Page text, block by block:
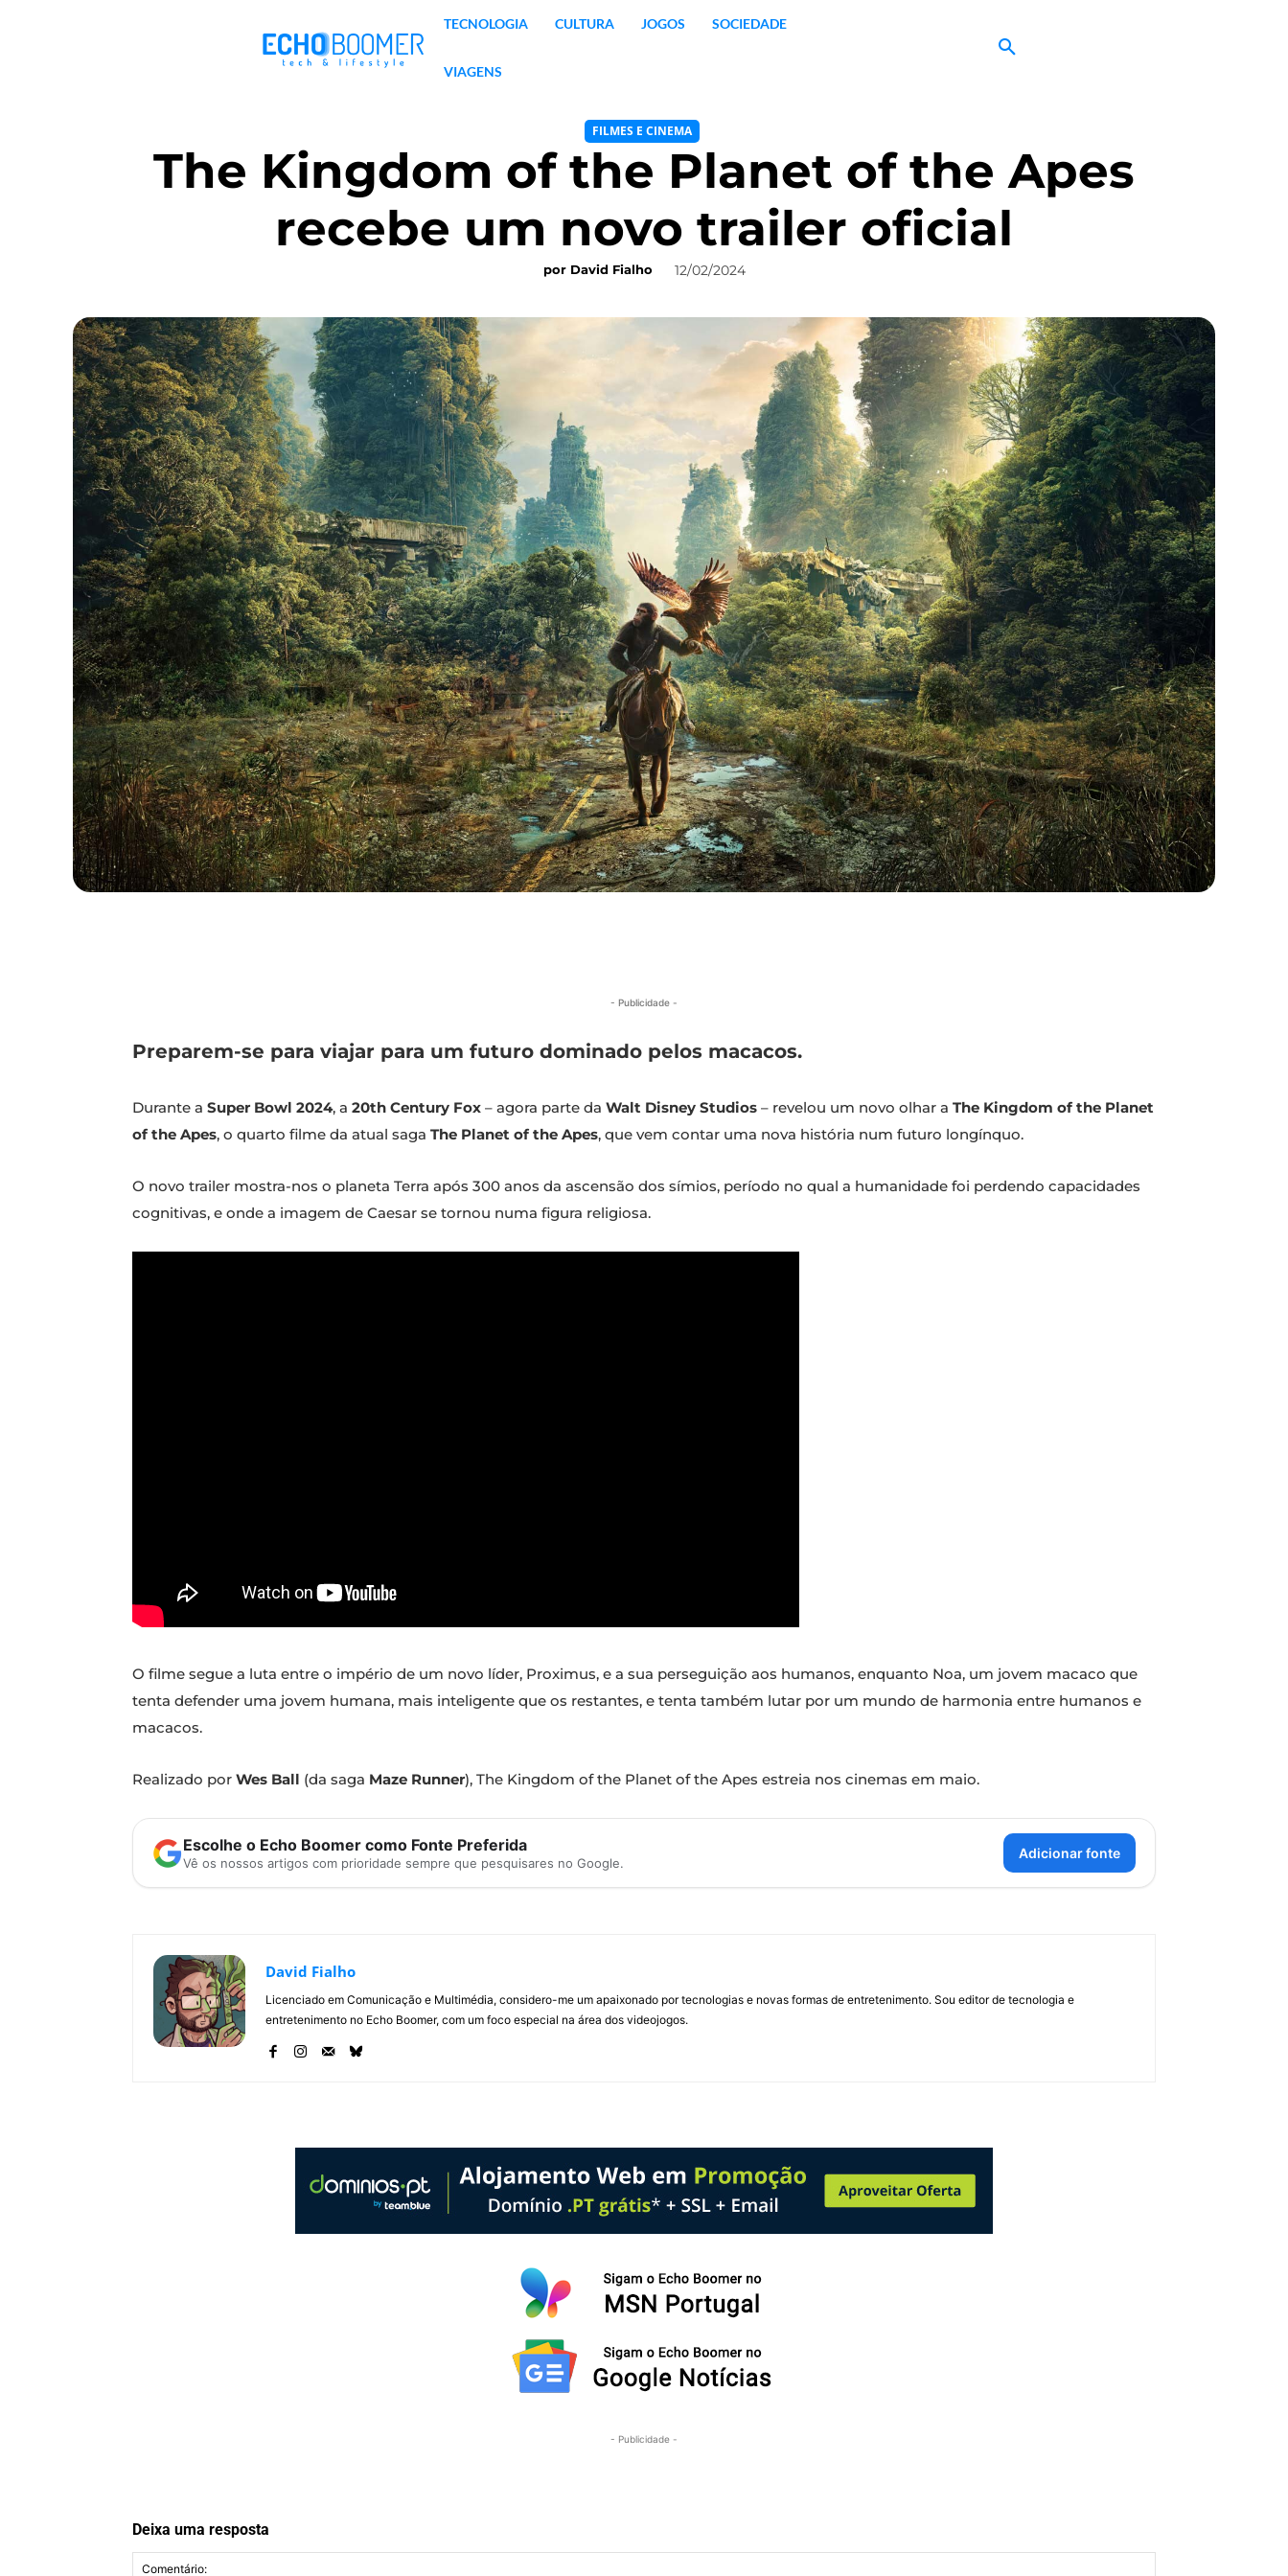
TECNOLOGIA CULTURA JOGOS SOCIEDADE
VIAGENS
FILMES E CINEMA
The Kingdom of the Planet of the Apes
recebe um novo trailer oficial
por David Fialho 12/02/2024
- Publicidade -
Preparem-se para viajar para um futuro dominado pelos macacos.
Durante a Super Bowl 2024, a 20th Century Fox – agora parte da Walt Disney Studios – revelou um novo olhar a The Kingdom of the Planet
of the Apes, o quarto filme da atual saga The Planet of the Apes, que vem contar uma nova história num futuro longínquo.
O novo trailer mostra-nos o planeta Terra após 300 anos da ascensão dos símios, período no qual a humanidade foi perdendo capacidades
cognitivas, e onde a imagem de Caesar se tornou numa figura religiosa.
O filme segue a luta entre o império de um novo líder, Proximus, e a sua perseguição aos humanos, enquanto Noa, um jovem macaco que
tenta defender uma jovem humana, mais inteligente que os restantes, e tenta também lutar por um mundo de harmonia entre humanos e
macacos.
Realizado por Wes Ball (da saga Maze Runner), The Kingdom of the Planet of the Apes estreia nos cinemas em maio.
Escolhe o Echo Boomer como Fonte Preferida
Vê os nossos artigos com prioridade sempre que pesquisares no Google.
Adicionar fonte
David Fialho
Licenciado em Comunicação e Multimédia, considero-me um apaixonado por tecnologias e novas formas de entretenimento. Sou editor de tecnologia e
entretenimento no Echo Boomer, com um foco especial na área dos videojogos.
- Publicidade -
Deixa uma resposta